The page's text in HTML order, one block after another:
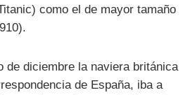
como el de mayor tamaño
de diciembre la naviera británica
de España, iba a